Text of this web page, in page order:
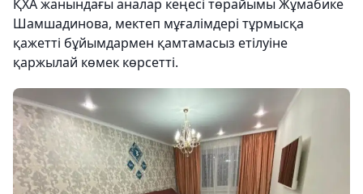
ҚХА жанындағы аналар кеңесі төрайымы Жұмабике
Шамшадинова, мектеп мұғалімдері тұрмысқа
қажетті бұйымдармен қамтамасыз етілуіне
қаржылай көмек көрсетті.